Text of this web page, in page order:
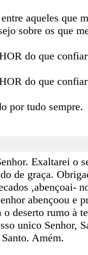
aqueles que
sobre os que
do que
do que
por tudo sempre.
Exaltarei o
de graça.
,abençoai-
abençoou e
o deserto rumo à
unico Senhor,
Amém.